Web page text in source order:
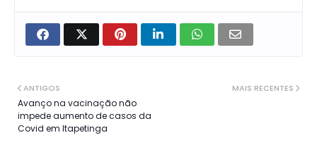
MAIS RECENTES
ANTIGOS
Avanço na vacinação não
impede aumento de casos da
Covid em Itapetinga